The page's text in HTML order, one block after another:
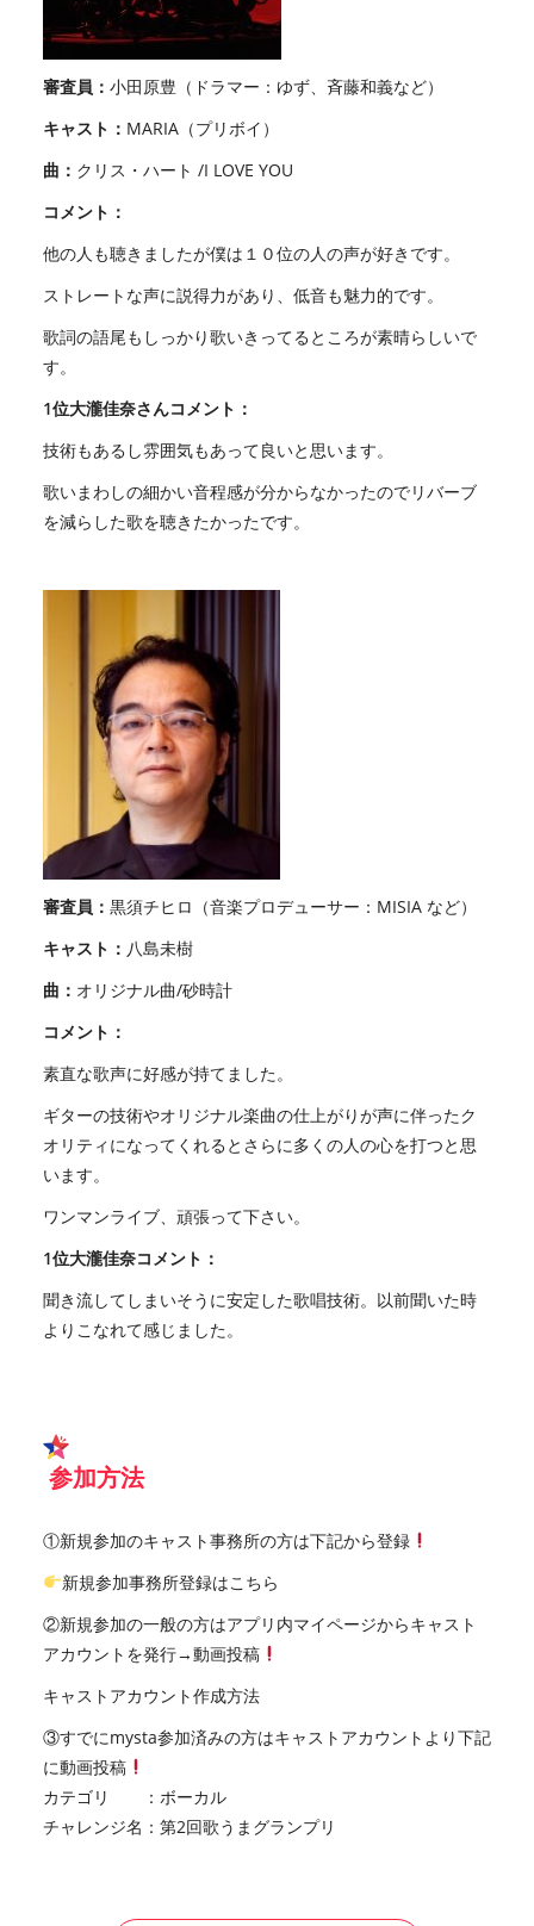
審査員： 小田原豊（ドラマー：ゆず、斉藤和義など）
キャスト： MARIA（プリボイ）
曲： クリス・ハート /I LOVE YOU
コメント：
他の人も聴きましたが僕は１０位の人の声が好きです。
ストレートな声に説得力があり、低音も魅力的です。
歌詞の語尾もしっかり歌いきってるところが素晴らしいで
す。
1位大瀧佳奈さんコメント：
技術もあるし雰囲気もあって良いと思います。
歌いまわしの細かい音程感が分からなかったのでリバーブ
を減らした歌を聴きたかったです。
審査員： 黒須チヒロ（音楽プロデューサー：MISIA など）
キャスト： 八島未樹
曲： オリジナル曲/砂時計
コメント：
素直な歌声に好感が持てました。
ギターの技術やオリジナル楽曲の仕上がりが声に伴ったク
オリティになってくれるとさらに多くの人の心を打つと思
います。
ワンマンライブ、頑張って下さい。
1位大瀧佳奈コメント：
聞き流してしまいそうに安定した歌唱技術。以前聞いた時
よりこなれて感じました。
参加方法
①新規参加のキャスト事務所の方は下記から登録
新規参加事務所登録はこちら
②新規参加の一般の方はアプリ内マイページからキャスト
アカウントを発行→動画投稿
キャストアカウント作成方法
③すでにmysta参加済みの方はキャストアカウントより下記
に動画投稿
カテゴリ ：ボーカル
チャレンジ名：第2回歌うまグランプリ